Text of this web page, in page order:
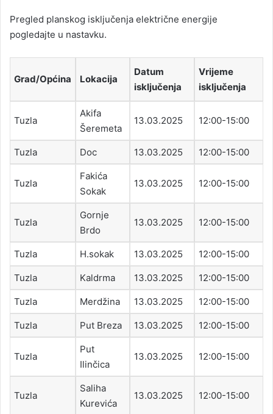
Pregled planskog isključenja električne energije
pogledajte u nastavku.
Grad/Općina Lokacija
Datum
isključenja
Vrijeme
isključenja
Tuzla
Akifa
Šeremeta
13.03.2025 12:00-15:00
Tuzla Doc 13.03.2025 12:00-15:00
Tuzla
Fakića
Sokak
13.03.2025 12:00-15:00
Tuzla
Gornje
Brdo
13.03.2025 12:00-15:00
Tuzla H.sokak 13.03.2025 12:00-15:00
Tuzla Kaldrma 13.03.2025 12:00-15:00
Tuzla Merdžina 13.03.2025 12:00-15:00
Tuzla Put Breza 13.03.2025 12:00-15:00
Tuzla
Put
Ilinčica
13.03.2025 12:00-15:00
Tuzla
Saliha
Kurevića
13.03.2025 12:00-15:00